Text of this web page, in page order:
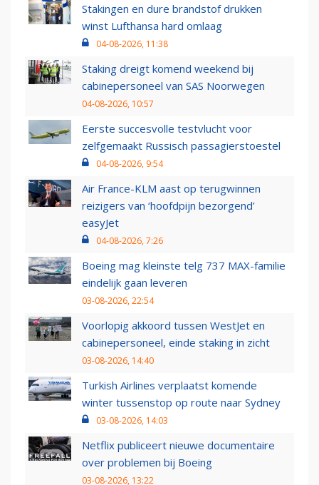
Stakingen en dure brandstof drukken
winst Lufthansa hard omlaag
04-08-2026, 11:38
Staking dreigt komend weekend bij
cabinepersoneel van SAS Noorwegen
04-08-2026, 10:57
Eerste succesvolle testvlucht voor
zelfgemaakt Russisch passagierstoestel
04-08-2026, 9:54
Air France-KLM aast op terugwinnen
reizigers van ‘hoofdpijn bezorgend’
easyJet
04-08-2026, 7:26
Boeing mag kleinste telg 737 MAX-familie
eindelijk gaan leveren
03-08-2026, 22:54
Voorlopig akkoord tussen WestJet en
cabinepersoneel, einde staking in zicht
03-08-2026, 14:40
Turkish Airlines verplaatst komende
winter tussenstop op route naar Sydney
03-08-2026, 14:03
Netflix publiceert nieuwe documentaire
over problemen bij Boeing
03-08-2026, 13:22